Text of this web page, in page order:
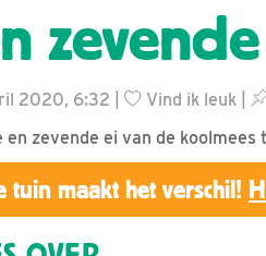
2020, 6:32 | Vind ik leuk
zevende ei van de koolmees
tuin maakt het verschil!